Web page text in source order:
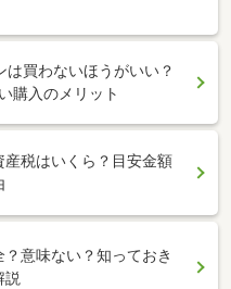
は買わないほうがいい？
購入のメリット
産税はいくら？目安金額
意味ない？知っておき
説